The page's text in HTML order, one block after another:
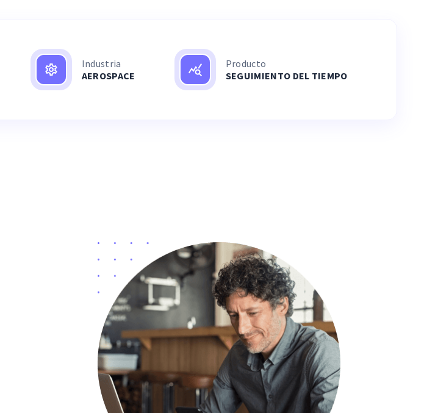
Industria
AEROSPACE
Producto
SEGUIMIENTO DEL TIEMPO